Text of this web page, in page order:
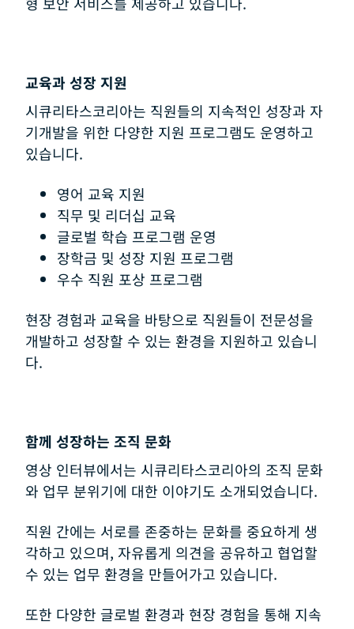
교육과 성장 지원
시큐리타스코리아는 직원들의 지속적인 성장과 자
기개발을 위한 다양한 지원 프로그램도 운영하고
있습니다.
영어 교육 지원
직무 및 리더십 교육
글로벌 학습 프로그램 운영
장학금 및 성장 지원 프로그램
우수 직원 포상 프로그램
현장 경험과 교육을 바탕으로 직원들이 전문성을
개발하고 성장할 수 있는 환경을 지원하고 있습니
다.
함께 성장하는 조직 문화
영상 인터뷰에서는 시큐리타스코리아의 조직 문화
와 업무 분위기에 대한 이야기도 소개되었습니다.
직원 간에는 서로를 존중하는 문화를 중요하게 생
각하고 있으며, 자유롭게 의견을 공유하고 협업할
수 있는 업무 환경을 만들어가고 있습니다.
또한 다양한 글로벌 환경과 현장 경험을 통해 지속